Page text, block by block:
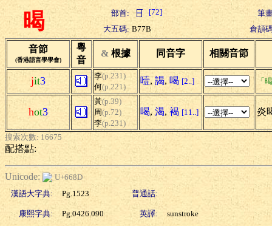
暍 部首: [72]
筆
大五碼: B77B 倉頡
音節
(香港語言學學會)
粵
音
& 根據 同音字 相關音節
jit3 李(p.231)
何(p.221)
噎, 謁, 喝 [2..] 「
hot3
黃(p.39)
周(p.72)
李(p.231)
喝, 渴, 褐 [11..] 炎
搜索次數: 16675
配搭點:
Unicode:
U+668D
漢語大字典:
Pg.1523 普通話:
康熙字典: Pg.0426.090 英譯: sunstroke